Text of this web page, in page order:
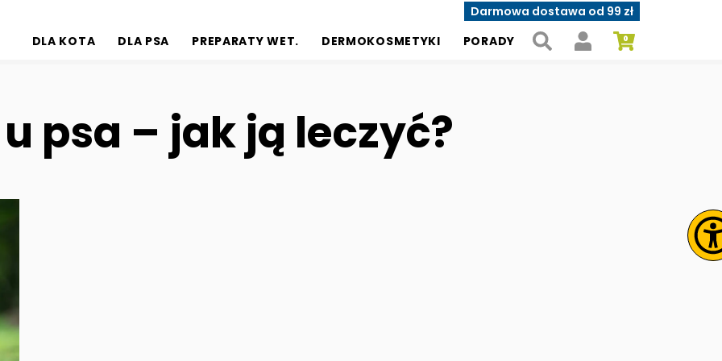
Darmowa dostawa od 99 zł
DLA KOTA
DLA PSA PREPARATY WET. DERMOKOSMETYKI PORADY
psa – jak ją leczyć?